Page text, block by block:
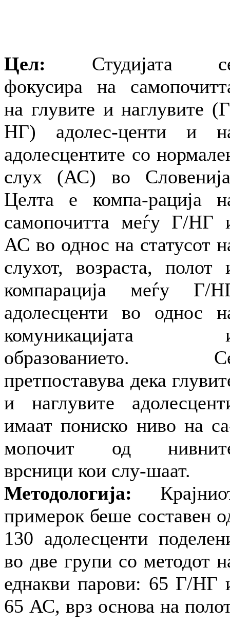
Цел: Студијата
фокусира на
на глувите и наглувите
НГ) адолес-центи и
адолесцентите со
слух (АС) во
Целта е компа-рација
самопочитта меѓу Г/НГ
АС во однос на статусот
слухот, возраста, полот
компарација меѓу Г/
адолесценти во однос
комуникацијата
образованието.
претпоставува дека
и наглувите
имаат пониско ниво на
мопочит од
врсници кои слу-шаат.
Методологија:
примерок беше составен
130 адолесценти
во две групи со методот
еднакви парови: 65 Г/НГ
65 АС, врз основа на